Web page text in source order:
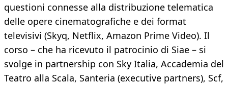
questioni connesse alla distribuzione telematica
delle opere cinematografiche e dei format
televisivi (Skyq, Netflix, Amazon Prime Video). Il
corso – che ha ricevuto il patrocinio di Siae – si
svolge in partnership con Sky Italia, Accademia del
Teatro alla Scala, Santeria (executive partners), Scf,